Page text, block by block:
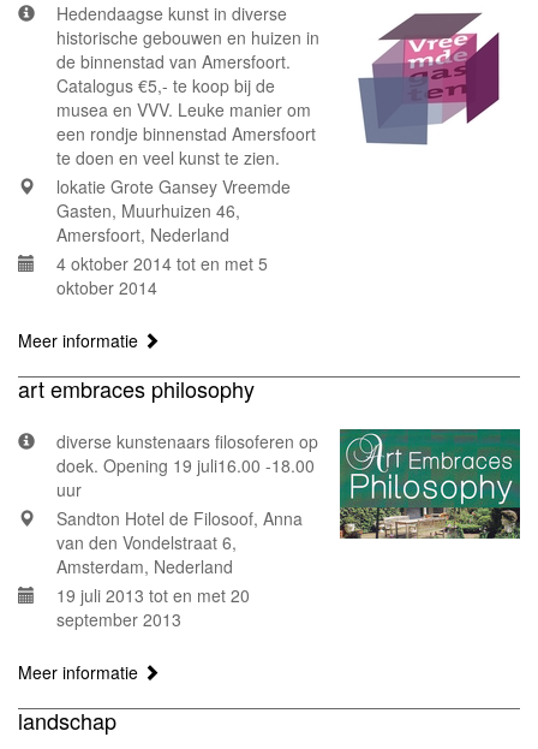
Hedendaagse kunst in diverse
historische gebouwen en huizen in
de binnenstad van Amersfoort.
Catalogus €5,- te koop bij de
musea en VVV. Leuke manier om
een rondje binnenstad Amersfoort
te doen en veel kunst te zien.
lokatie Grote Gansey Vreemde
Gasten, Muurhuizen 46,
Amersfoort, Nederland
4 oktober 2014 tot en met 5
oktober 2014
Meer informatie
art embraces philosophy
diverse kunstenaars filosoferen op
doek. Opening 19 juli16.00 -18.00
uur
Sandton Hotel de Filosoof, Anna
van den Vondelstraat 6,
Amsterdam, Nederland
19 juli 2013 tot en met 20
september 2013
Meer informatie
landschap